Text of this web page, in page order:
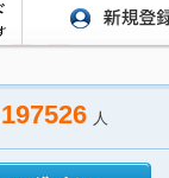
197526 人